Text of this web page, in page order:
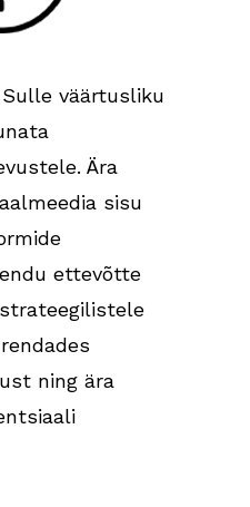
väärtusliku
Ära
sisu
ettevõtte
ning ära